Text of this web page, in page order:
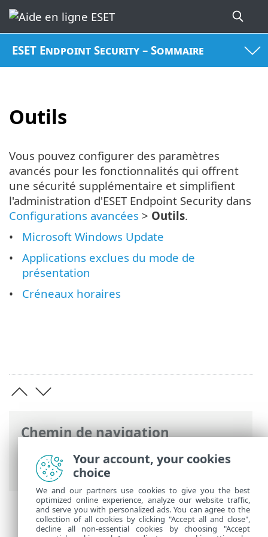
ESET Endpoint Security – Sommaire
Outils
Chemin de navigation
Aide en ligne ESET>ESET Endpoint
Security >Configuration avancée
Vous pouvez configurer des paramètres
avancés pour les fonctionnalités qui offrent
une sécurité supplémentaire et simplifient
l'administration d'ESET Endpoint Security dans
Configurations avancées > Outils.
Microsoft Windows Update
Applications exclues du mode de
présentation
Créneaux horaires
Your account, your cookies
choice
We and our partners use cookies to give you the best
optimized online experience, analyze our website traffic,
and serve you with personalized ads. You can agree to the
collection of all cookies by clicking "Accept all and close",
decline all non-essential cookies by choosing "Accept